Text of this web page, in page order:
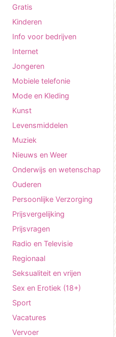
Gratis
Kinderen
Info voor bedrijven
Internet
Jongeren
Mobiele telefonie
Mode en Kleding
Kunst
Levensmiddelen
Muziek
Nieuws en Weer
Onderwijs en wetenschap
Ouderen
Persoonlijke Verzorging
Prijsvergelijking
Prijsvragen
Radio en Televisie
Regionaal
Seksualiteit en vrijen
Sex en Erotiek (18+)
Sport
Vacatures
Vervoer